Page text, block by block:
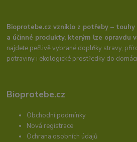
Bioprotebe.cz vzniklo z potřeby –
a účinné produkty, kterým lze opravdu
najdete pečlivě vybrané doplňky stravy,
potraviny i ekologické prostředky do
Bioprotebe.cz
Obchodní podmínky
Nová registrace
Ochrana osobních údajů